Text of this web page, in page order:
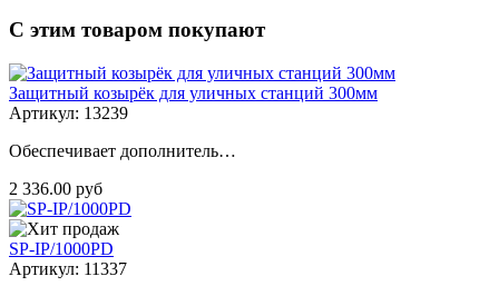
С этим товаром покупают
Защитный козырёк для уличных станций 300мм
Артикул: 13239
Обеспечивает дополнитель…
2 336.00 руб
SP-IP/1000PD
Артикул: 11337